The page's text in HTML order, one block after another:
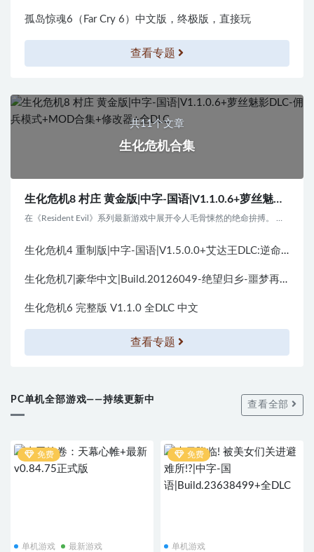
孤岛惊魂6（Far Cry 6）中文版，终极版，直接玩
查看专题
共11个文章
生化危机合集
生化危机8 村庄 黄金版|中字-国语|V1.1.0.6+萝丝魅影DLC-佣兵模式+MOD合集+修改器+全DLC
生化危机4 重制版|中字-国语|V1.5.0.0+艾达王DLC:逆命殊途+豪华全DLC+修改器-支持手柄
生化危机7|豪华中文|Build.20126049-绝望归乡-噩梦再临+全DLC+修改器-支持手柄
生化危机6 完整版 V1.1.0 全DLC 中文
查看专题
PC单机全部游戏——持续更新中 查看全部
免费
单机游戏 最新游戏
免费
单机游戏